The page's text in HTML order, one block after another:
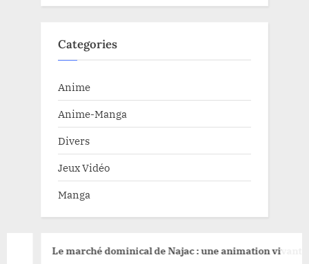
Categories
Anime
Anime-Manga
Divers
Jeux Vidéo
Manga
Le marché dominical de Najac : une animation vivante